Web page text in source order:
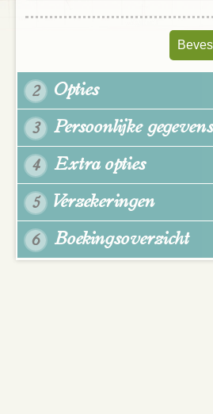
2 Opties
3 Persoonlijke gegevens
4 Extra opties
5 Verzekeringen
6 Boekingsoverzicht